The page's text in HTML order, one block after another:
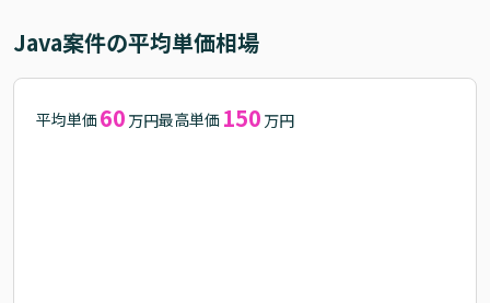
Java案件の平均単価相場
平均単価 60 万円最高単価 150 万円